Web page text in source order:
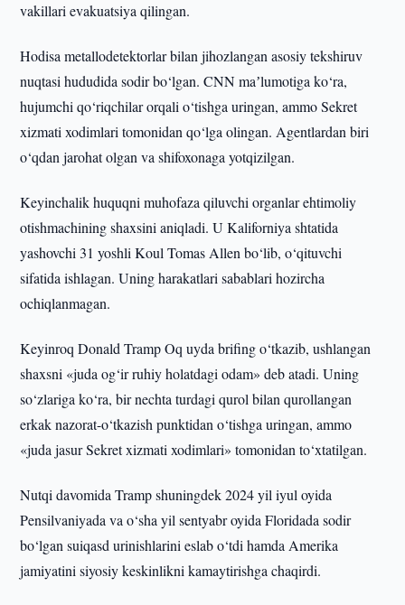
vakillari evakuatsiya qilingan.
Hodisa metallodetektorlar bilan jihozlangan asosiy tekshiruv
nuqtasi hududida sodir bo‘lgan. CNN maʼlumotiga ko‘ra,
hujumchi qo‘riqchilar orqali o‘tishga uringan, ammo Sekret
xizmati xodimlari tomonidan qo‘lga olingan. Agentlardan biri
o‘qdan jarohat olgan va shifoxonaga yotqizilgan.
Keyinchalik huquqni muhofaza qiluvchi organlar ehtimoliy
otishmachining shaxsini aniqladi. U Kaliforniya shtatida
yashovchi 31 yoshli Koul Tomas Allen bo‘lib, o‘qituvchi
sifatida ishlagan. Uning harakatlari sabablari hozircha
ochiqlanmagan.
Keyinroq Donald Tramp Oq uyda brifing o‘tkazib, ushlangan
shaxsni «juda og‘ir ruhiy holatdagi odam» deb atadi. Uning
so‘zlariga ko‘ra, bir nechta turdagi qurol bilan qurollangan
erkak nazorat-o‘tkazish punktidan o‘tishga uringan, ammo
«juda jasur Sekret xizmati xodimlari» tomonidan to‘xtatilgan.
Nutqi davomida Tramp shuningdek 2024 yil iyul oyida
Pensilvaniyada va o‘sha yil sentyabr oyida Floridada sodir
bo‘lgan suiqasd urinishlarini eslab o‘tdi hamda Amerika
jamiyatini siyosiy keskinlikni kamaytirishga chaqirdi.